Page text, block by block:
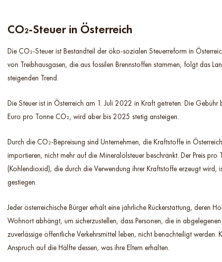
CO₂-Steuer in Österreich
Die CO₂-Steuer ist Bestandteil der öko-sozialen Steuerreform in
von Treibhausgasen, die aus fossilen Brennstoffen stammen, folgt das
steigenden Trend.
Die Steuer ist in Österreich am 1. Juli 2022 in Kraft getreten. Die
Euro pro Tonne CO₂, wird aber bis 2025 stetig ansteigen.
Durch die CO₂-Bepreisung sind Unternehmen, die Kraftstoffe in
importieren, nicht mehr auf die Mineralölsteuer beschränkt. Der Preis pro
(Kohlendioxid), die durch die Verwendung ihrer Kraftstoffe erzeugt wird,
gestiegen.
Jeder österreichische Bürger erhält eine jährliche Rückerstattung, deren
Wohnort abhängt, um sicherzustellen, dass Personen, die in
zuverlässige öffentliche Verkehrsmittel leben, nicht benachteiligt werden.
Anspruch auf die Hälfte dessen, was ihre Eltern erhalten.